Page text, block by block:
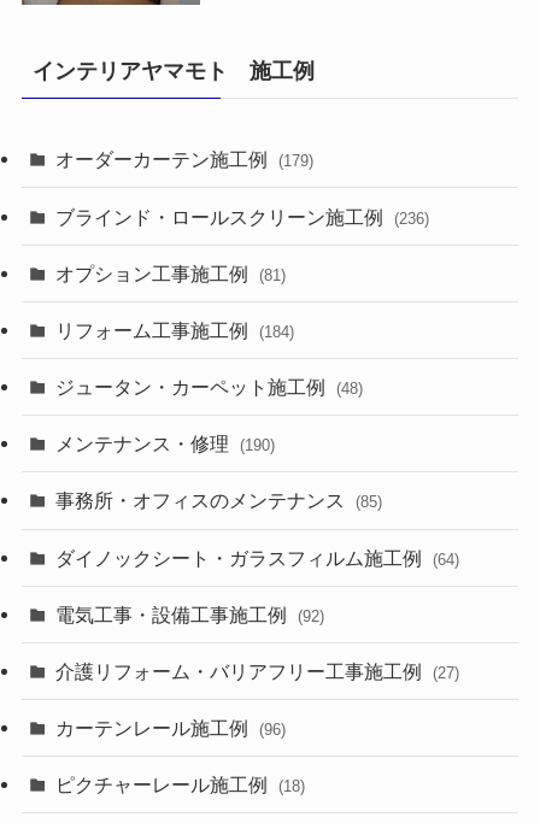
インテリアヤマモト 施工例
オーダーカーテン施工例 (179)
ブラインド・ロールスクリーン施工例 (236)
オプション工事施工例 (81)
リフォーム工事施工例 (184)
ジュータン・カーペット施工例 (48)
メンテナンス・修理 (190)
事務所・オフィスのメンテナンス (85)
ダイノックシート・ガラスフィルム施工例 (64)
電気工事・設備工事施工例 (92)
介護リフォーム・バリアフリー工事施工例 (27)
カーテンレール施工例 (96)
ピクチャーレール施工例 (18)